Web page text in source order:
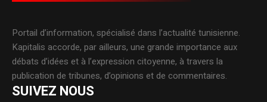
Portail d’information, spécialisé dans l’actualité tunisienne.
Kapitalis accorde, par ailleurs, une grande importance aux
débats d’idées et à l’expression citoyenne, à travers la
publication de tribunes, d’opinions et de commentaires.
SUIVEZ NOUS